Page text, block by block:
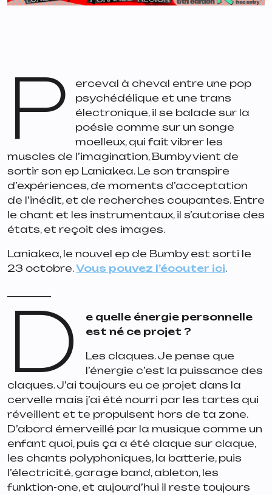
P
erceval à cheval entre une pop
psychédélique et une trans
électronique, il se balade sur la
poésie comme sur un songe
moelleux, qui fait vibrer les
muscles de l’imagination, Bumby vient de
sortir son ep Laniakea. Le son transpire
d’expériences, de moments d’acceptation
de l’inédit, et de recherches coupantes. Entre
le chant et les instrumentaux, il s’autorise des
états, et reçoit des images.
Laniakea, le nouvel ep de Bumby est sorti le
23 octobre.Vous pouvez l’écouter ici.
D
e quelle énergie personnelle
est né ce projet ?
Les claques. Je pense que
l’énergie c’est la puissance des
claques. J’ai toujours eu ce projet dans la
cervelle mais j’ai été nourri par les tartes qui
réveillent et te propulsent hors de ta zone.
D’abord émerveillé par la musique comme un
enfant quoi, puis ça a été claque sur claque,
les chants polyphoniques, la batterie, puis
l’électricité, garage band, ableton, les
funktion-one, et aujourd’hui il reste toujours